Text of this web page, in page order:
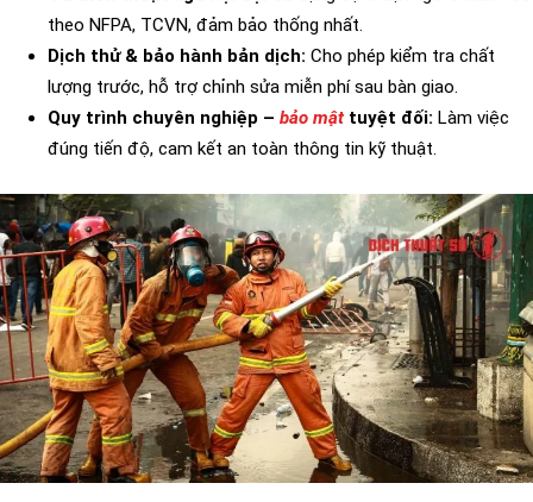
theo NFPA, TCVN, đảm bảo thống nhất.
Dịch thử & bảo hành bản dịch: Cho phép kiểm tra chất
lượng trước, hỗ trợ chỉnh sửa miễn phí sau bàn giao.
Quy trình chuyên nghiệp – bảo mật tuyệt đối: Làm việc
đúng tiến độ, cam kết an toàn thông tin kỹ thuật.